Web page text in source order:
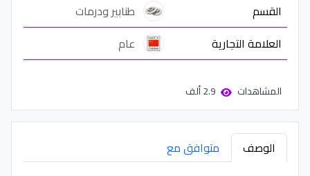
القسم
طنابير ودرمات
العلامة التجارية
عام
المشاهدات
الوصف
متوافق مع